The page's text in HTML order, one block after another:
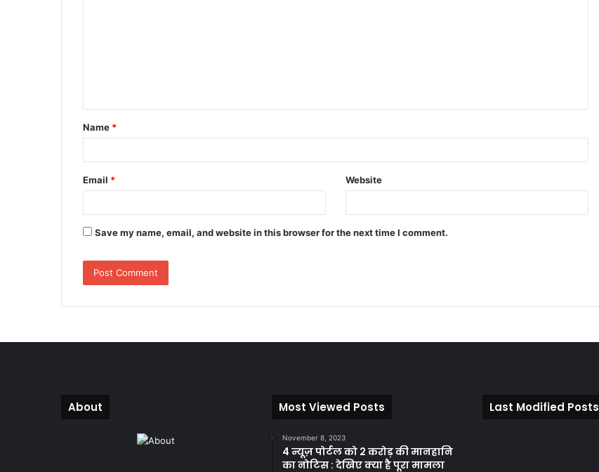
t
*
Name *
Email * Website
Save my name, email, and website in this browser for the next time I comment.
About Most Viewed Posts
November 8, 2023
4 न्यूज़ पोर्टल को 2 करोड़ की मानहानि
का नोटिस : देखिए क्या है पूरा मामला
Last Modified Posts